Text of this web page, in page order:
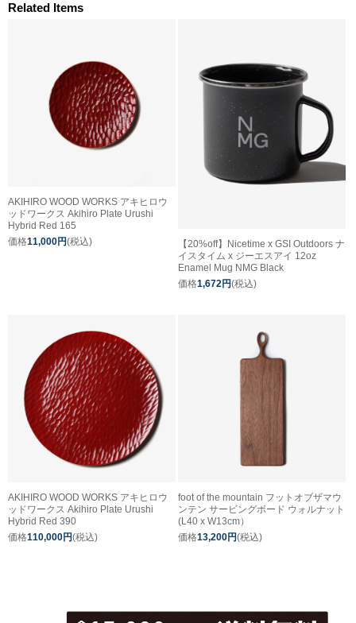
Related Items
AKIHIRO WOOD WORKS アキヒロウ
ッドワークス Akihiro Plate Urushi
Hybrid Red 165
価格11,000円(税込)
【20%off】Nicetime x GSI Outdoors ナ
イスタイム x ジーエスアイ 12oz
Enamel Mug NMG Black
価格1,672円(税込)
AKIHIRO WOOD WORKS アキヒロウ
ッドワークス Akihiro Plate Urushi
Hybrid Red 390
価格110,000円(税込)
foot of the mountain フットオブザマウ
ンテン サービングボード ウォルナット
(L40 x W13cm）
価格13,200円(税込)